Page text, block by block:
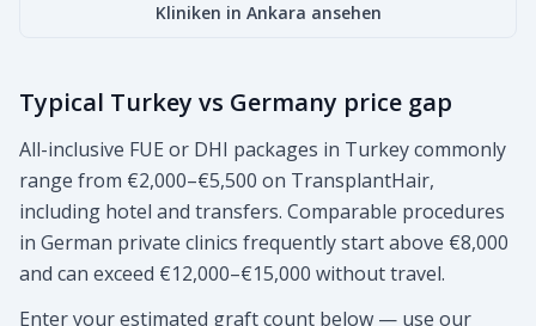
Kliniken in Ankara ansehen
Typical Turkey vs Germany price gap
All-inclusive FUE or DHI packages in Turkey commonly
range from €2,000–€5,500 on TransplantHair,
including hotel and transfers. Comparable procedures
in German private clinics frequently start above €8,000
and can exceed €12,000–€15,000 without travel.
Enter your estimated graft count below — use our